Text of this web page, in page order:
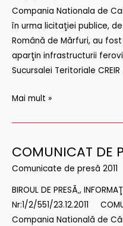
Compania Nationala de
în urma licitaţiei publice,
Română de Mărfuri, au
aparţin infrastructurii
Sucursalei Teritoriale CREIR
Mai mult »
COMUNICAT DE
Comunicate de presă 2011
BIROUL DE PRESĂ‚,
Nr:1/2/551/23.12.2011
Compania Natională de
COMUNICAT
DE
23.11.2011